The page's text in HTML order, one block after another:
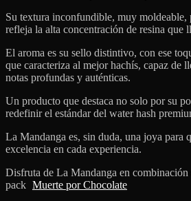
Su textura inconfundible, muy moldeable,
refleja la alta concentración de resina que
El aroma es su sello distintivo, con ese
que caracteriza al mejor hachís, capaz de
notas profundas y auténticas.
Un producto que destaca no solo por su
redefinir el estándar del water hash
La Mandanga es, sin duda, una joya para
excelencia en cada experiencia.
Disfruta de La Mandanga en combinación
pack Muerte por Chocolate